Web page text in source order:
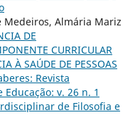
Almária Mariz
DE
CURRICULAR
À SAÚDE DE PESSOAS
Revista
v. 26 n. 1
de Filosofia e